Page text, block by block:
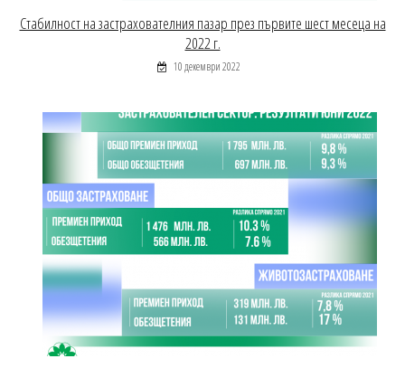
Стабилност на застрахователния пазар през първите шест месеца на
2022 г.
10 декември 2022